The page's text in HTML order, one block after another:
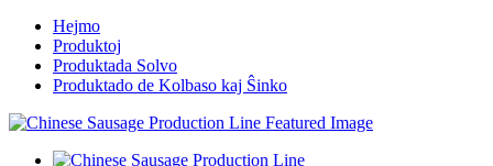
Hejmo
Produktoj
Produktada Solvo
Produktado de Kolbaso kaj Ŝinko